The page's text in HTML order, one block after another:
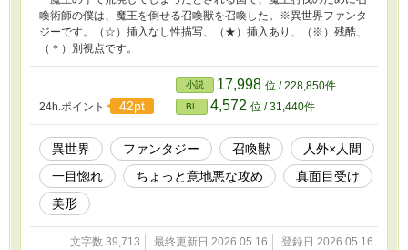
喚術師の僕は、魔王を倒せる召喚獣を召喚した。※異世界ファンタ
ジーです。（☆）挿入なし性描写、（★）挿入あり、（※）残酷、
（＊）別視点です。
24h.ポイント 42pt
小説 17,998 位 / 228,850件
BL 4,572 位 / 31,440件
異世界 ファンタジー 召喚獣
人外×人間
一目惚れ
ちょっと意地悪な攻め
真面目受け
美形
文字数 39,713 最終更新日 2026.05.16 登録日 2026.05.16